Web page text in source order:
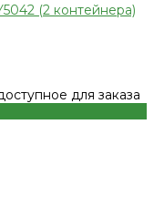
(2 контейнера)
для заказа